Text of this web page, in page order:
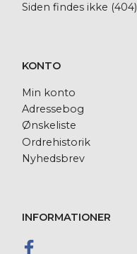
Siden findes ikke (404)
KONTO
Min konto
Adressebog
Ønskeliste
Ordrehistorik
Nyhedsbrev
INFORMATIONER